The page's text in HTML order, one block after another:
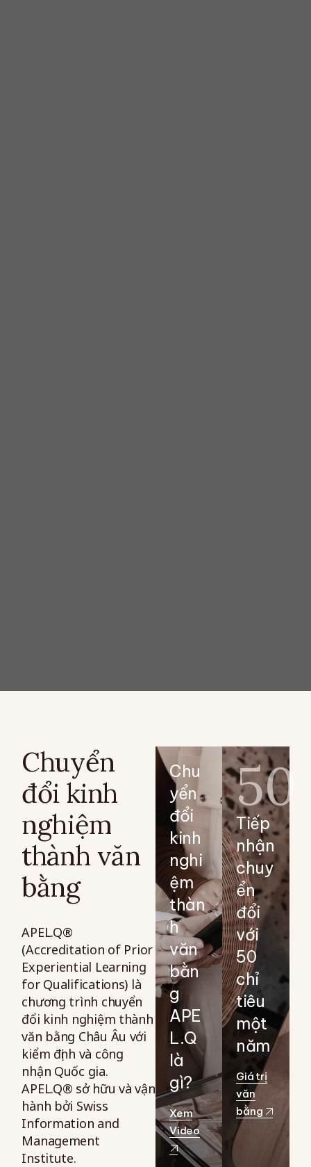
Chuyển
đổi kinh
nghiệm
thành văn
bằng
APEL.Q®
(Accreditation of Prior
Experiential Learning
for Qualifications) là
chương trình chuyển
đổi kinh nghiệm thành
văn bằng Châu Âu với
kiểm định và công
nhận Quốc gia.
APEL.Q® sở hữu và vận
hành bởi Swiss
Information and
Management
Institute.
Chu
yển
đổi
kinh
nghi
ệm
thàn
h
văn
bằn
g
APE
L.Q
là
gì?
Xem
Video
50
Tiếp
nhận
chuy
ển
đổi
với
50
chỉ
tiêu
một
năm
Giá trị
văn
bằng